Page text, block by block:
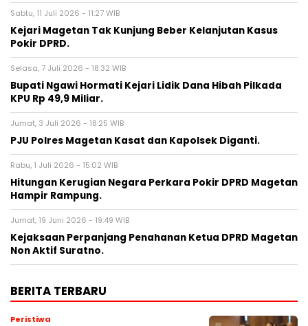
Sabtu, 11 Juli 2026 - 11:27 WIB
Kejari Magetan Tak Kunjung Beber Kelanjutan Kasus
Pokir DPRD.
Selasa, 7 Juli 2026 - 18:32 WIB
Bupati Ngawi Hormati Kejari Lidik Dana Hibah Pilkada
KPU Rp 49,9 Miliar.
Jumat, 3 Juli 2026 - 18:25 WIB
PJU Polres Magetan Kasat dan Kapolsek Diganti.
Rabu, 1 Juli 2026 - 15:02 WIB
Hitungan Kerugian Negara Perkara Pokir DPRD Magetan
Hampir Rampung.
Jumat, 19 Juni 2026 - 19:49 WIB
Kejaksaan Perpanjang Penahanan Ketua DPRD Magetan
Non Aktif Suratno.
BERITA TERBARU
Peristiwa